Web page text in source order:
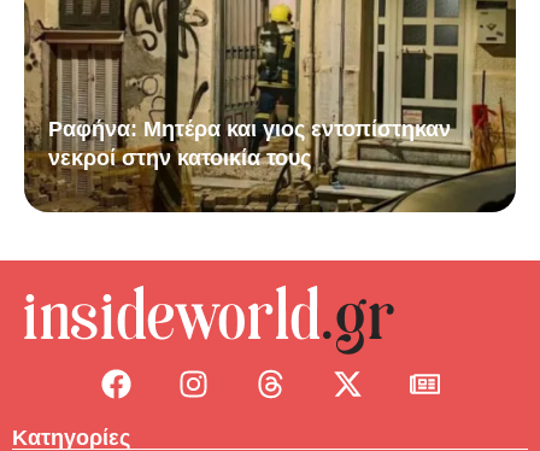
Ραφήνα: Μητέρα και γιος εντοπίστηκαν
νεκροί στην κατοικία τους
Κατηγορίες